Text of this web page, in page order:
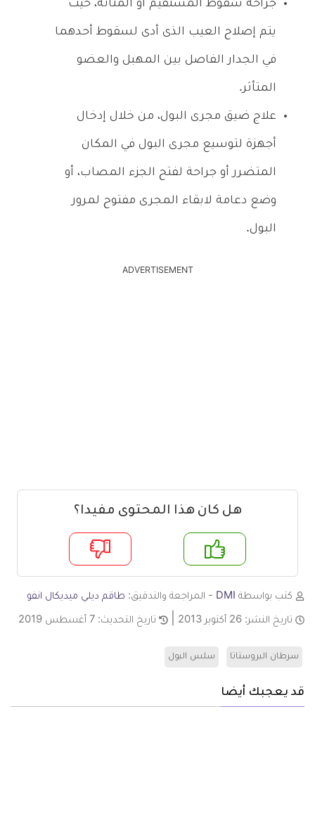
جراحة سقوط المستقيم أو المثانة، حيث
يتم إصلاح العيب الذى أدى لسقوط أحدهما
في الجدار الفاصل بين المهبل والعضو
المتأثر.
علاج ضيق مجرى البول، من خلال إدخال
أجهزة لتوسيع مجرى البول في المكان
المتضرر أو جراحة لفتح الجزء المصاب، أو
وضع دعامة لابقاء المجرى مفتوح لمرور
البول.
ADVERTISEMENT
هل كان هذا المحتوى مفيدا؟
لا
كتب بواسطة DMI - المراجعة والتدقيق: طاقم ديلي ميديكال انفو
تاريخ النشر: 26 أكتوبر 2013 تاريخ التحديث: 7 أغسطس 2019
سرطان البروستاتا سلس البول
قد يعجبك أيضا